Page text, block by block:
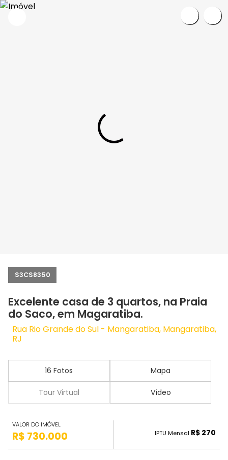
S3CS8350
Excelente casa de 3 quartos, na Praia
do Saco, em Magaratiba.
Rua Rio Grande do Sul - Mangaratiba, Mangaratiba,
RJ
16 Fotos Mapa
Tour Virtual Vídeo
VALOR DO IMÓVEL
R$ 730.000 IPTU Mensal R$ 270